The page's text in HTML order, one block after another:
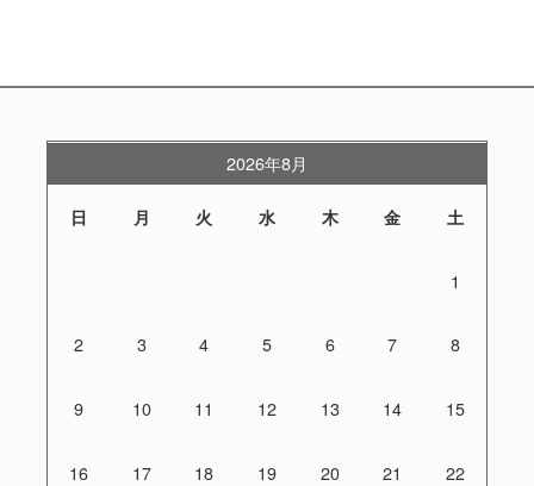
2026年8月
日 月 火 水 木 金 土
1
2 3 4 5 6 7 8
9 10 11 12 13 14 15
16 17 18 19 20 21 22